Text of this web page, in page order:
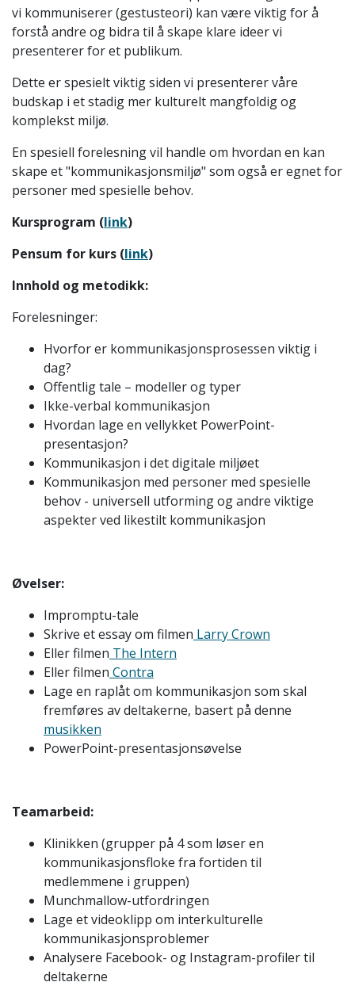
vi kommuniserer (gestusteori) kan være viktig for å
forstå andre og bidra til å skape klare ideer vi
presenterer for et publikum.
Dette er spesielt viktig siden vi presenterer våre
budskap i et stadig mer kulturelt mangfoldig og
komplekst miljø.
En spesiell forelesning vil handle om hvordan en kan
skape et "kommunikasjonsmiljø" som også er egnet for
personer med spesielle behov.
Kursprogram (link)
Pensum for kurs (link)
Innhold og metodikk:
Forelesninger:
Hvorfor er kommunikasjonsprosessen viktig i
dag?
Offentlig tale – modeller og typer
Ikke-verbal kommunikasjon
Hvordan lage en vellykket PowerPoint-
presentasjon?
Kommunikasjon i det digitale miljøet
Kommunikasjon med personer med spesielle
behov - universell utforming og andre viktige
aspekter ved likestilt kommunikasjon
Øvelser:
Impromptu-tale
Skrive et essay om filmen Larry Crown
Eller filmen The Intern
Eller filmen Contra
Lage en raplåt om kommunikasjon som skal
fremføres av deltakerne, basert på denne
musikken
PowerPoint-presentasjonsøvelse
Teamarbeid:
Klinikken (grupper på 4 som løser en
kommunikasjonsfloke fra fortiden til
medlemmene i gruppen)
Munchmallow-utfordringen
Lage et videoklipp om interkulturelle
kommunikasjonsproblemer
Analysere Facebook- og Instagram-profiler til
deltakerne